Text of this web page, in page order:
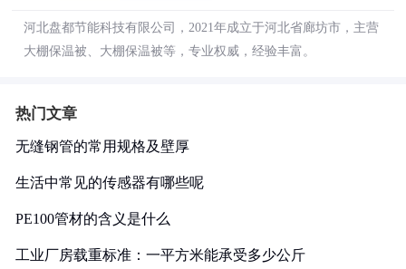
河北盘都节能科技有限公司，2021年成立于河北省廊坊市，主营
大棚保温被、大棚保温被等，专业权威，经验丰富。
热门文章
无缝钢管的常用规格及壁厚
生活中常见的传感器有哪些呢
PE100管材的含义是什么
工业厂房载重标准：一平方米能承受多少公斤